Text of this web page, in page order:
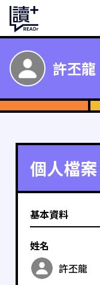
許丕龍
個人檔案
基本資料
姓名
許丕龍